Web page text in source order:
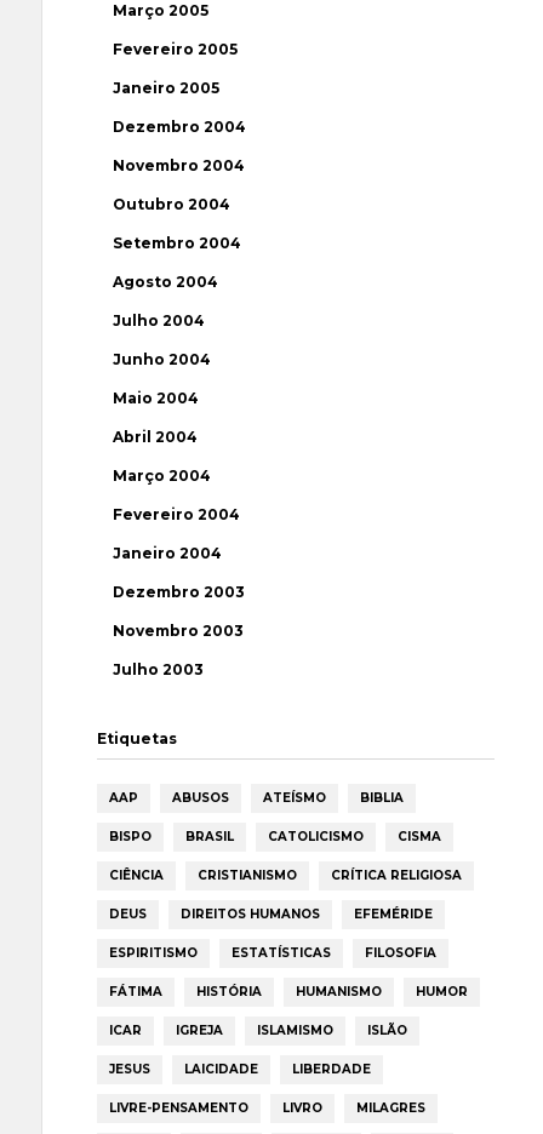
Março 2005
Fevereiro 2005
Janeiro 2005
Dezembro 2004
Novembro 2004
Outubro 2004
Setembro 2004
Agosto 2004
Julho 2004
Junho 2004
Maio 2004
Abril 2004
Março 2004
Fevereiro 2004
Janeiro 2004
Dezembro 2003
Novembro 2003
Julho 2003
Etiquetas
AAP ABUSOS ATEÍSMO BIBLIA
BISPO BRASIL CATOLICISMO CISMA
CIÊNCIA CRISTIANISMO CRÍTICA RELIGIOSA
DEUS DIREITOS HUMANOS EFEMÉRIDE
ESPIRITISMO ESTATÍSTICAS FILOSOFIA
FÁTIMA HISTÓRIA HUMANISMO HUMOR
ICAR IGREJA ISLAMISMO ISLÃO
JESUS LAICIDADE LIBERDADE
LIVRE-PENSAMENTO LIVRO MILAGRES